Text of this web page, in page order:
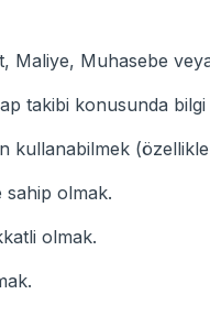
Maliye, Muhasebe
takibi konusunda bilgi
kullanabilmek
sahip olmak.
olmak.